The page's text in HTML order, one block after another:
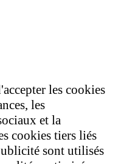
les cookies
les
et la
cookies tiers liés
sont utilisés